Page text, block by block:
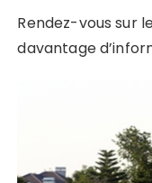
Rendez-vous sur
davantage